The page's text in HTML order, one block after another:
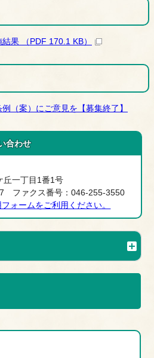
果 （PDF 170.1 KB）
（案）にご意見を【募集終了】
合わせ
一丁目1番1号
ファクス番号：046-255-3550
ォームをご利用ください。